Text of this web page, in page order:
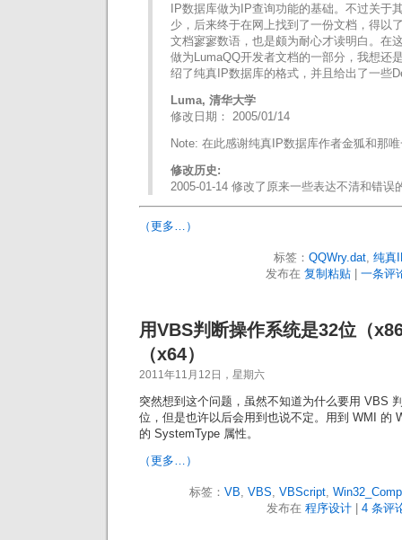
IP数据库做为IP查询功能的基础。不过关于
少，后来终于在网上找到了一份文档，得以
文档寥寥数语，也是颇为耐心才读明白。在
做为LumaQQ开发者文档的一部分，我想还
绍了纯真IP数据库的格式，并且给出了一些
Luma, 清华大学
修改日期： 2005/01/14
Note: 在此感谢纯真IP数据库作者金狐和那
修改历史:
2005-01-14 修改了原来一些表达不清和错误
（更多…）
标签： QQWry.dat, 纯真
发布在 复制粘贴| 一条评
用VBS判断操作系统是32位（
（x64）
2011年11月12日，星期六
突然想到这个问题，虽然不知道为什么要用 VBS
位，但是也许以后会用到也说不定。用到 WMI 的
的 SystemType 属性。
（更多…）
标签： VB, VBS, VBScript,
发布在 程序设计| 4 条评